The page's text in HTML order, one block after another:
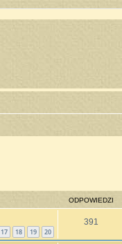
ODPOWIEDZI
17 18 19 20
391